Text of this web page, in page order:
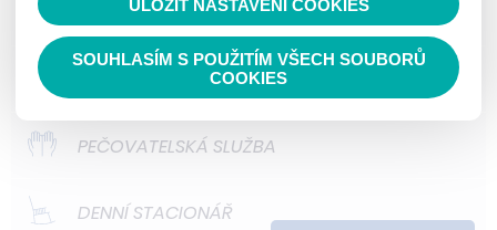
ODLEHČOVACÍ SLUŽBY
DOMOVY PRO OSOBY SE ZDRAVOTNÍM
POSTIŽENÍM
PEČOVATELSKÁ SLUŽBA
DENNÍ STACIONÁŘ
nedokážeme zjistit navštívené odkazy,
prohlížené zboží apod.
ULOŽIT NASTAVENÍ COOKIES
SOUHLASÍM S POUŽITÍM VŠECH SOUBORŮ
COOKIES